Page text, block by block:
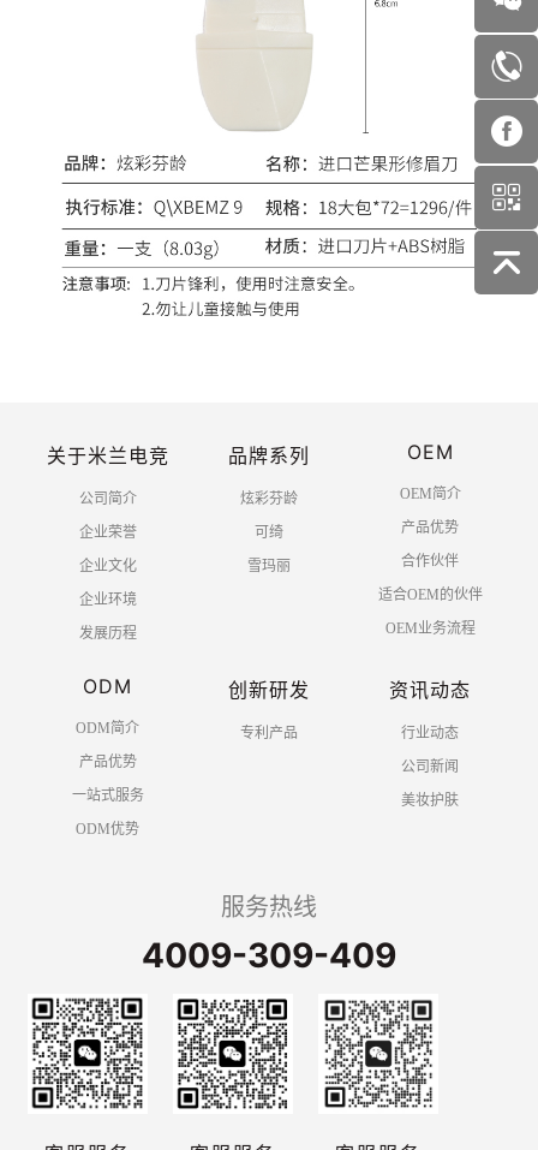
关于米兰电竞
公司简介
企业荣誉
企业文化
企业环境
发展历程
品牌系列
炫彩芬龄
可绮
雪玛丽
OEM
OEM简介
产品优势
合作伙伴
适合OEM的伙伴
OEM业务流程
ODM
ODM简介
产品优势
一站式服务
ODM优势
创新研发
专利产品
资讯动态
行业动态
公司新闻
美妆护肤
服务热线
4009-309-409